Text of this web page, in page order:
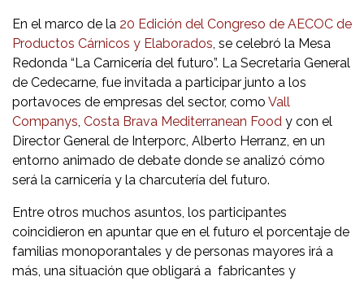
En el marco de la 20 Edición del Congreso de AECOC de
Productos Cárnicos y Elaborados , se celebró la Mesa
Redonda “La Carnicería del futuro”. La Secretaria General
de Cedecarne, fue invitada a participar junto a los
portavoces de empresas del sector, como Vall
Companys Costa Brava Mediterranean Food y con el
Director General de Interporc, Alberto Herranz, en un
entorno animado de debate donde se analizó cómo
será la carnicería y la charcutería del futuro.
Entre otros muchos asuntos, los participantes
coincidieron en apuntar que en el futuro el porcentaje de
familias monoporantales y de personas mayores irá a
más, una situación que obligará a fabricantes y